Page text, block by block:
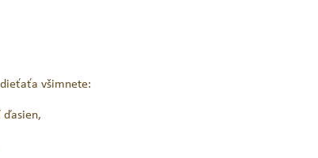
všimnete:
ďasien,